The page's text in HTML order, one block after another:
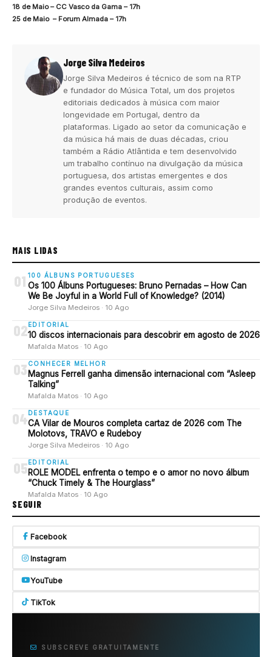
18 de Maio – CC Vasco da Gama – 17h
25 de Maio – Forum Almada – 17h
Jorge Silva Medeiros
Jorge Silva Medeiros é técnico de som na RTP
e fundador do Música Total, um dos projetos
editoriais dedicados à música com maior
longevidade em Portugal, dentro da
plataformas. Ligado ao setor da comunicação e
da música há mais de duas décadas, criou
também a Rádio Atlântida e tem desenvolvido
um trabalho contínuo na divulgação da música
portuguesa, dos artistas emergentes e dos
grandes eventos culturais, assim como
produção de eventos.
MAIS LIDAS
01 100 ÁLBUNS PORTUGUESES
Os 100 Álbuns Portugueses: Bruno Pernadas – How Can
We Be Joyful in a World Full of Knowledge? (2014)
Jorge Silva Medeiros · 10 Ago
02 EDITORIAL
10 discos internacionais para descobrir em agosto de 2026
Mafalda Matos · 10 Ago
03 CONHECER MELHOR
Magnus Ferrell ganha dimensão internacional com “Asleep
Talking”
Mafalda Matos · 10 Ago
04 DESTAQUE
CA Vilar de Mouros completa cartaz de 2026 com The
Molotovs, TRAVO e Rudeboy
Jorge Silva Medeiros · 10 Ago
05 EDITORIAL
ROLE MODEL enfrenta o tempo e o amor no novo álbum
“Chuck Timely & The Hourglass”
Mafalda Matos · 10 Ago
SEGUIR
Facebook
Instagram
YouTube
TikTok
SUBSCREVE GRATUITAMENTE